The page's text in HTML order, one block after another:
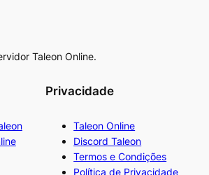
Taleon Online.
Privacidade
Taleon Online
Discord Taleon
Termos e Condições
Política de Privacidade